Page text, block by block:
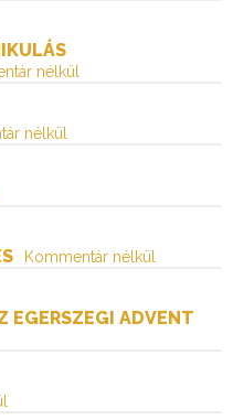
nélkül
nélkül
Kommentár nélkül
EGERSZEGI ADVENT